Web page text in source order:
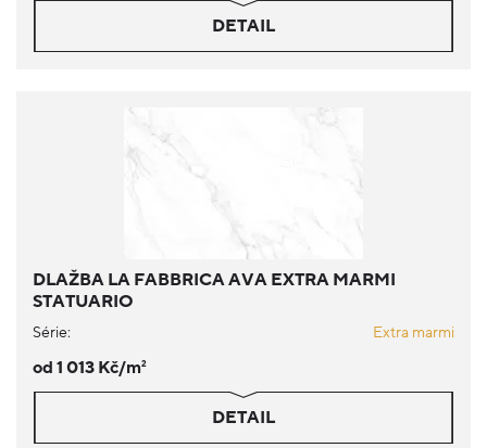
DETAIL
DLAŽBA LA FABBRICA AVA EXTRA MARMI
STATUARIO
Série: Extra marmi
od 1 013 Kč/m2
DETAIL